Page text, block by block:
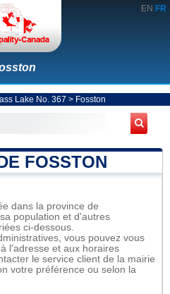
EN FR
Lake No. 367 > Fosston
FOSSTON
dans la province de
population et d'autres
ci-dessous.
vous pouvez vous
l'adresse et aux horaires
le service client de la mairie
votre préférence ou selon la